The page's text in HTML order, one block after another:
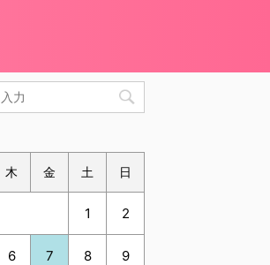
木 金 土 日
1 2
6 7 8 9